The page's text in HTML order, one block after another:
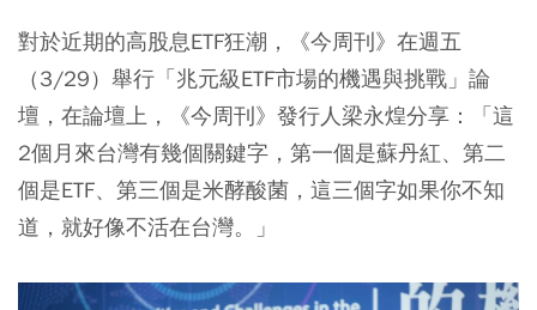
對於近期的高股息ETF狂潮，《今周刊》在週五
（3/29）舉行「兆元級ETF市場的機遇與挑戰」論
壇，在論壇上，《今周刊》發行人梁永煌分享：「這
2個月來台灣有幾個關鍵字，第一個是蘇丹紅、第二
個是ETF、第三個是米酵酸菌，這三個字如果你不知
道，就好像不活在台灣。」